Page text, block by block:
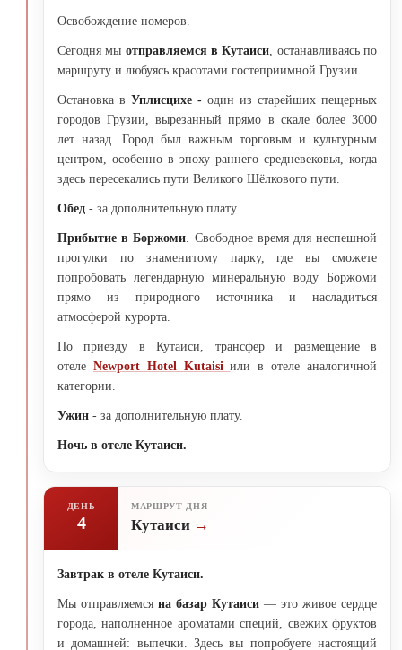
Освобождение номеров.
Сегодня мы отправляемся в Кутаиси , останавливаясь по
маршруту и любуясь красотами гостеприимной Грузии.
Остановка в Уплисцихе - один из старейших пещерных
городов Грузии, вырезанный прямо в скале более 3000
лет назад. Город был важным торговым и культурным
центром, особенно в эпоху раннего средневековья, когда
здесь пересекались пути Великого Шёлкового пути.
Обед - за дополнительную плату.
Прибытие в Боржоми . Свободное время для неспешной
прогулки по знаменитому парку, где вы сможете
попробовать легендарную минеральную воду Боржоми
прямо из природного источника и насладиться
атмосферой курорта.
По приезду в Кутаиси, трансфер и размещение в
отеле Newport Hotel Kutaisiили в отеле аналогичной
категории.
Ужин - за дополнительную плату.
Ночь в отеле Кутаиси.
ДЕНЬ
4
МАРШРУТ ДНЯ
Кутаиси
Завтрак в отеле Кутаиси.
Мы отправляемся на базар Кутаиси — это живое сердце
города, наполненное ароматами специй, свежих фруктов
и домашней: выпечки. Здесь вы попробуете настоящий